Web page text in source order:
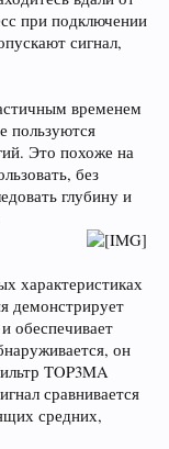
при подключении
сигнал,
временем
пользуются
Это похоже на
без
глубину и
характеристиках
демонстрирует
обеспечивает
он
TOP3MA
сравнивается
средних,